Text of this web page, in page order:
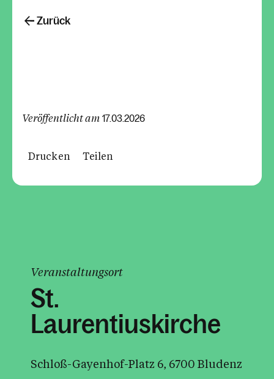
Veröffentlicht am 17.03.2026
Drucken Teilen
Zurück
Veranstaltungsort
St.
Laurentiuskirche
Schloß-Gayenhof-Platz 6, 6700 Bludenz